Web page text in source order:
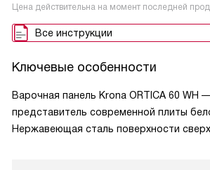
Цена действительна на момент последней
Все инструкции
Ключевые особенности
Варочная панель Krona ORTICA 60 WH
представитель современной плиты
Нержавеющая сталь поверхности